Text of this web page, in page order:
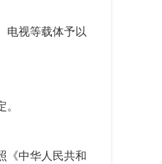
电视等载体予以
《中华人民共和